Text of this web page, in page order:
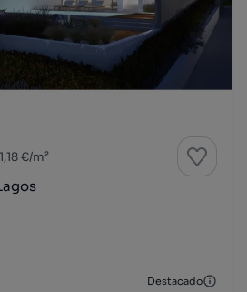
€/m²
Destacado